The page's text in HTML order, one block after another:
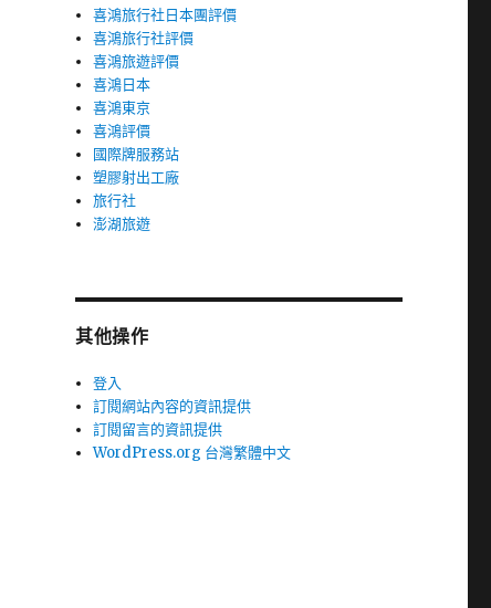
喜鴻旅行社日本團評價
喜鴻旅行社評價
喜鴻旅遊評價
喜鴻日本
喜鴻東京
喜鴻評價
國際牌服務站
塑膠射出工廠
旅行社
澎湖旅遊
其他操作
登入
訂閱網站內容的資訊提供
訂閱留言的資訊提供
WordPress.org 台灣繁體中文